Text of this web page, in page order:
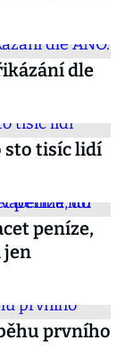
dle
sto tisíc lidí
peníze,
jen
prvního